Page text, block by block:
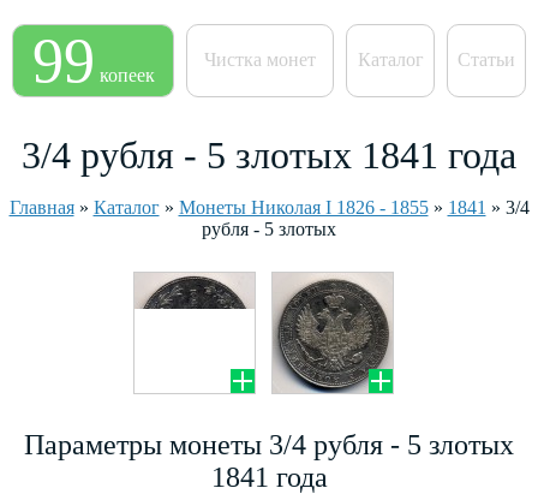
99 копеек
Чистка монет Каталог Статьи
3/4 рубля - 5 злотых 1841 года
Главная» Каталог» Монеты Николая I 1826 - 1855» 1841 » 3/4
рубля - 5 злотых
Параметры монеты 3/4 рубля - 5 злотых
1841 года